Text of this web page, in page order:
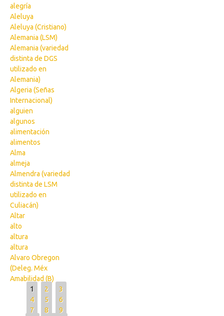
alegría
Aleluya
Aleluya (Cristiano)
Alemania (LSM)
Alemania (variedad
distinta de DGS
utilizado en
Alemania)
Algeria (Señas
Internacional)
alguien
algunos
alimentación
alimentos
Alma
almeja
Almendra (variedad
distinta de LSM
utilizado en
Culiacán)
Altar
alto
altura
altura
Alvaro Obregon
(Deleg. Méx
Amabilidad (B)
Pages
1 2
3
4
5
6
7
8
9